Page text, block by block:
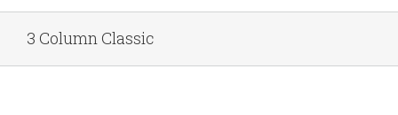
3 Column Classic